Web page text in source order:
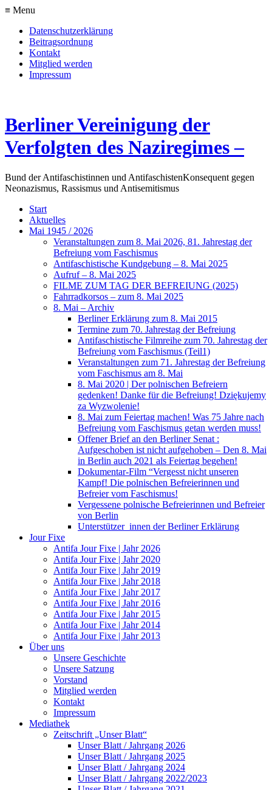
≡ Menu
Datenschutzerklärung
Beitragsordnung
Kontakt
Mitglied werden
Impressum
Berliner Vereinigung der
Verfolgten des Naziregimes –
Bund der Antifaschistinnen und AntifaschistenKonsequent gegen
Neonazismus, Rassismus und Antisemitismus
Start
Aktuelles
Mai 1945 / 2026
Veranstaltungen zum 8. Mai 2026, 81. Jahrestag der
Befreiung vom Faschismus
Antifaschistische Kundgebung – 8. Mai 2025
Aufruf – 8. Mai 2025
FILME ZUM TAG DER BEFREIUNG (2025)
Fahrradkorsos – zum 8. Mai 2025
8. Mai – Archiv
Berliner Erklärung zum 8. Mai 2015
Termine zum 70. Jahrestag der Befreiung
Antifaschistische Filmreihe zum 70. Jahrestag der
Befreiung vom Faschismus (Teil1)
Veranstaltungen zum 71. Jahrestag der Befreiung
vom Faschismus am 8. Mai
8. Mai 2020 | Der polnischen Befreiern
gedenken! Danke für die Befreiung! Dziękujemy
za Wyzwolenie!
8. Mai zum Feiertag machen! Was 75 Jahre nach
Befreiung vom Faschismus getan werden muss!
Offener Brief an den Berliner Senat :
Aufgeschoben ist nicht aufgehoben – Den 8. Mai
in Berlin auch 2021 als Feiertag begehen!
Dokumentar-Film “Vergesst nicht unseren
Kampf! Die polnischen Befreierinnen und
Befreier vom Faschismus!
Vergessene polnische Befreierinnen und Befreier
von Berlin
Unterstützer_innen der Berliner Erklärung
Jour Fixe
Antifa Jour Fixe | Jahr 2026
Antifa Jour Fixe | Jahr 2020
Antifa Jour Fixe | Jahr 2019
Antifa Jour Fixe | Jahr 2018
Antifa Jour Fixe | Jahr 2017
Antifa Jour Fixe | Jahr 2016
Antifa Jour Fixe | Jahr 2015
Antifa Jour Fixe | Jahr 2014
Antifa Jour Fixe | Jahr 2013
Über uns
Unsere Geschichte
Unsere Satzung
Vorstand
Mitglied werden
Kontakt
Impressum
Mediathek
Zeitschrift „Unser Blatt“
Unser Blatt / Jahrgang 2026
Unser Blatt / Jahrgang 2025
Unser Blatt / Jahrgang 2024
Unser Blatt / Jahrgang 2022/2023